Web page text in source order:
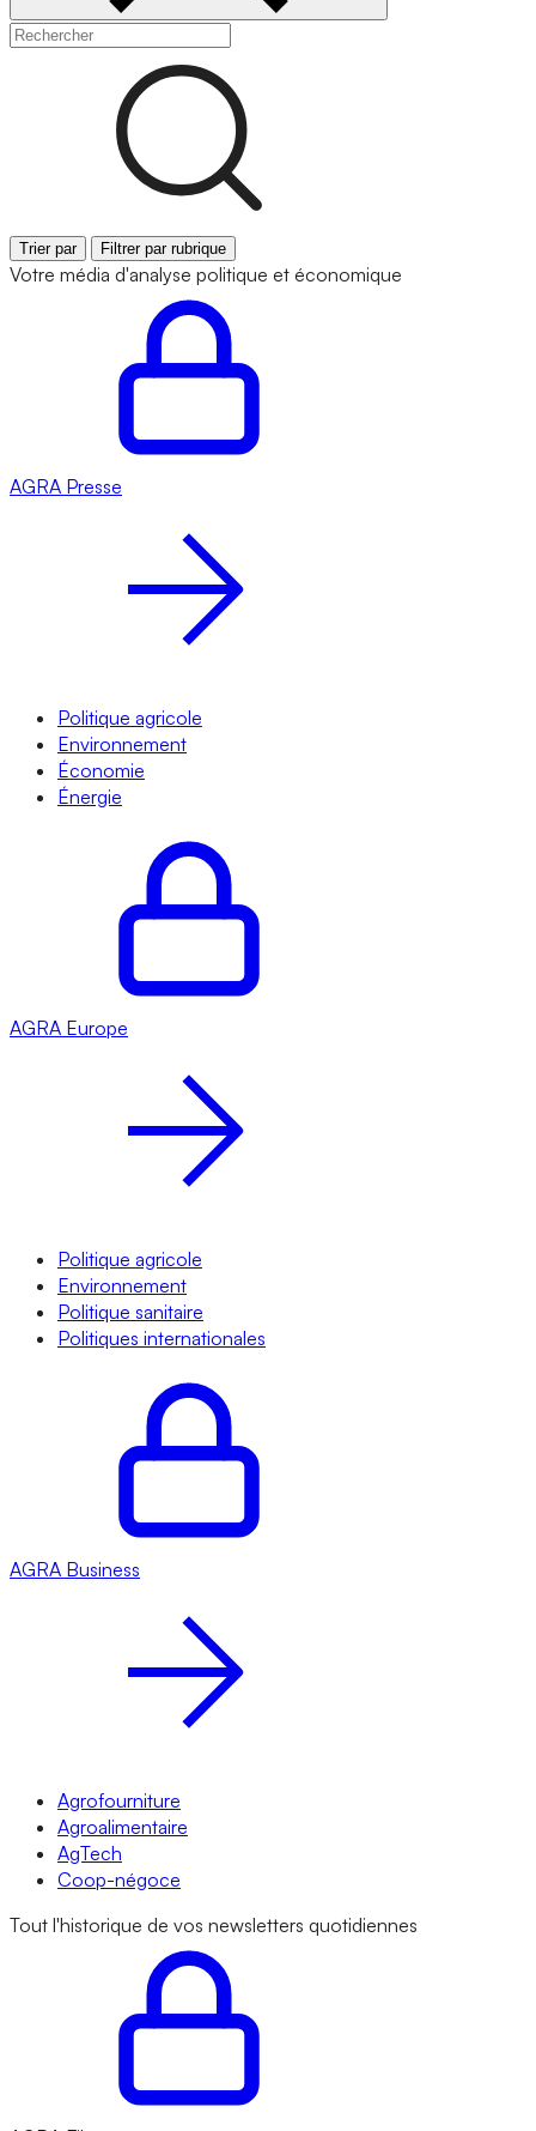
Trier par Filtrer par rubrique
Votre média d'analyse politique et économique
AGRA Presse
Politique agricole
Environnement
Économie
Énergie
AGRA Europe
Politique agricole
Environnement
Politique sanitaire
Politiques internationales
AGRA Business
Agrofourniture
Agroalimentaire
AgTech
Coop-négoce
Tout l'historique de vos newsletters quotidiennes